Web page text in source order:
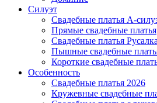
Силуэт
Свадебные платья А-
Прямые свадебные платья
Свадебные платья Русалка
Пышные свадебные
Короткие свадебные
Особенность
Свадебные платья 2026
Кружевные свадебные